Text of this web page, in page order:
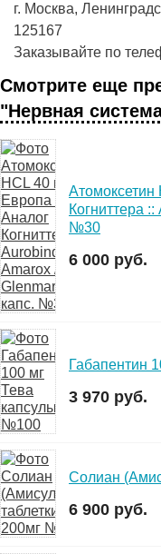
г. Москва,
125167
Заказывайте по
Смотрите еще
"Нервная
Атомоксетин
Когниттера
№30
6 000 руб.
Габапентин
3 970 руб.
Солиан
6 900 руб.